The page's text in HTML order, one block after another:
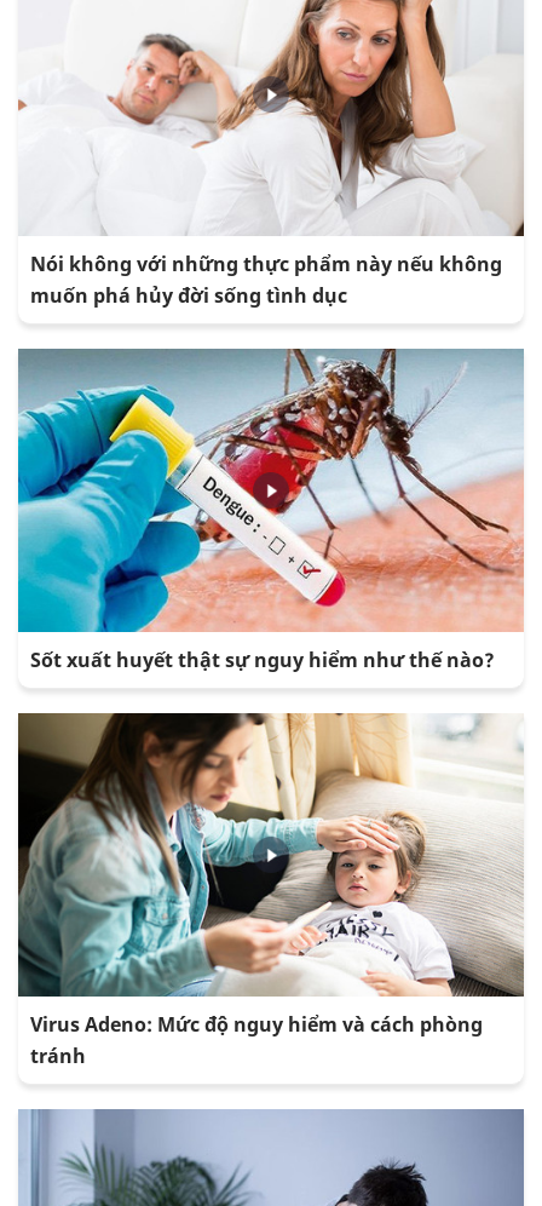
Nói không với những thực phẩm này nếu không
muốn phá hủy đời sống tình dục
Sốt xuất huyết thật sự nguy hiểm như thế nào?
Virus Adeno: Mức độ nguy hiểm và cách phòng
tránh